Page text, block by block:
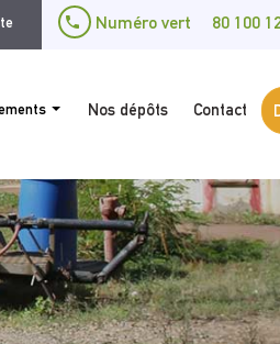
Numéro vert 80 100
Nos dépôts Contact